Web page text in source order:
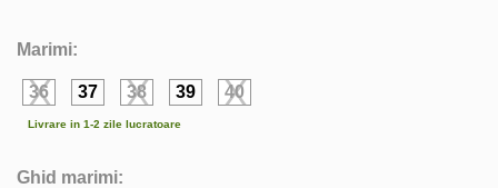
Marimi:
36 37 38 39 40
Livrare in 1-2 zile lucratoare
Ghid marimi: